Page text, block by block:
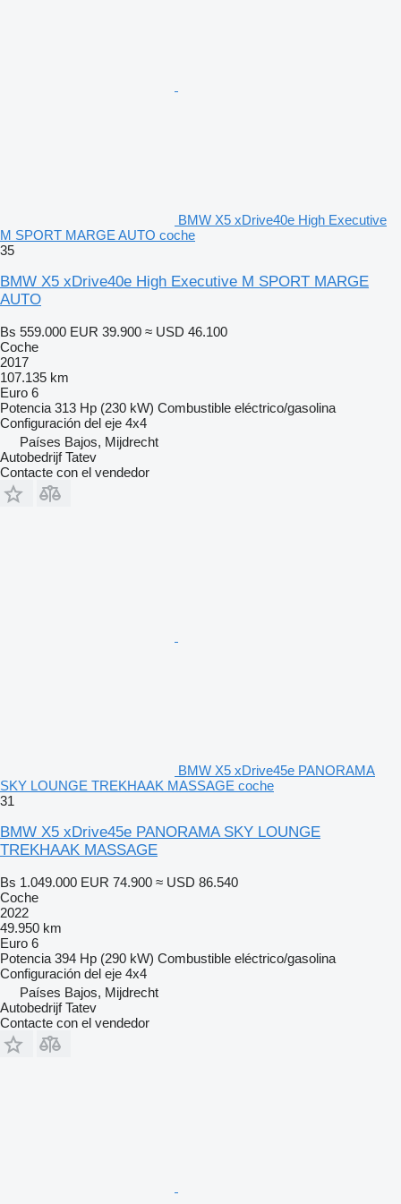
BMW X5 xDrive40e High Executive
M SPORT MARGE AUTO coche
35
BMW X5 xDrive40e High Executive M SPORT MARGE
AUTO
Bs 559.000 EUR 39.900 ≈ USD 46.100
Coche
2017
107.135 km
Euro 6
Potencia 313 Hp (230 kW) Combustible eléctrico/gasolina
Configuración del eje 4x4
Países Bajos, Mijdrecht
Autobedrijf Tatev
Contacte con el vendedor
BMW X5 xDrive45e PANORAMA
SKY LOUNGE TREKHAAK MASSAGE coche
31
BMW X5 xDrive45e PANORAMA SKY LOUNGE
TREKHAAK MASSAGE
Bs 1.049.000 EUR 74.900 ≈ USD 86.540
Coche
2022
49.950 km
Euro 6
Potencia 394 Hp (290 kW) Combustible eléctrico/gasolina
Configuración del eje 4x4
Países Bajos, Mijdrecht
Autobedrijf Tatev
Contacte con el vendedor